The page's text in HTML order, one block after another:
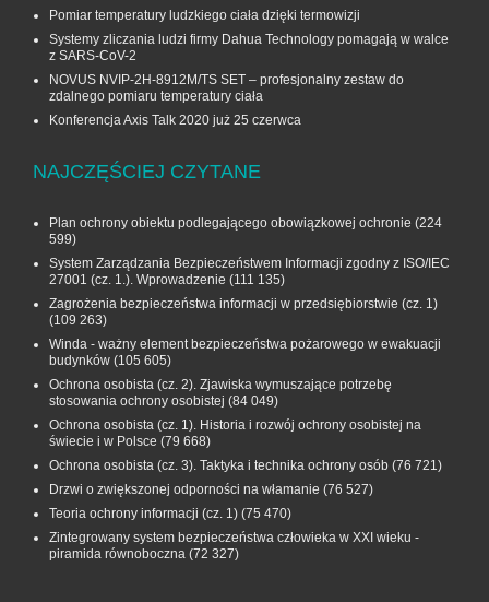
Pomiar temperatury ludzkiego ciała dzięki termowizji
Systemy zliczania ludzi firmy Dahua Technology pomagają w walce
z SARS-CoV-2
NOVUS NVIP-2H-8912M/TS SET – profesjonalny zestaw do
zdalnego pomiaru temperatury ciała
Konferencja Axis Talk 2020 już 25 czerwca
NAJCZĘŚCIEJ CZYTANE
Plan ochrony obiektu podlegającego obowiązkowej ochronie (224
599)
System Zarządzania Bezpieczeństwem Informacji zgodny z ISO/IEC
27001 (cz. 1.). Wprowadzenie (111 135)
Zagrożenia bezpieczeństwa informacji w przedsiębiorstwie (cz. 1)
(109 263)
Winda - ważny element bezpieczeństwa pożarowego w ewakuacji
budynków (105 605)
Ochrona osobista (cz. 2). Zjawiska wymuszające potrzebę
stosowania ochrony osobistej (84 049)
Ochrona osobista (cz. 1). Historia i rozwój ochrony osobistej na
świecie i w Polsce (79 668)
Ochrona osobista (cz. 3). Taktyka i technika ochrony osób (76 721)
Drzwi o zwiększonej odporności na włamanie (76 527)
Teoria ochrony informacji (cz. 1) (75 470)
Zintegrowany system bezpieczeństwa człowieka w XXI wieku -
piramida równoboczna (72 327)